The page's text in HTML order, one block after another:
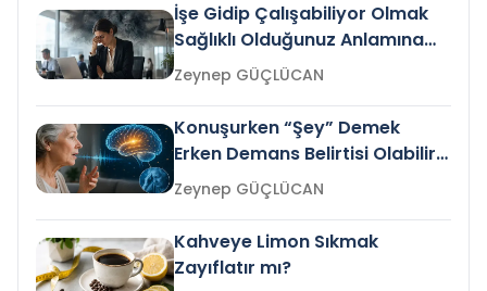
İşe Gidip Çalışabiliyor Olmak
Sağlıklı Olduğunuz Anlamına
Gelir mi?Zeynep GÜÇLÜCAN
Konuşurken “Şey” Demek
Erken Demans Belirtisi Olabilir
mi?
Zeynep GÜÇLÜCAN
Kahveye Limon Sıkmak
Zayıflatır mı?